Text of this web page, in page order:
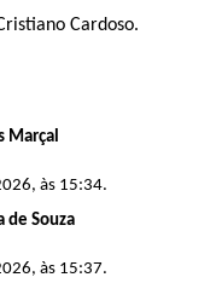
Cardoso.
Marçal
às 15:34.
de Souza
às 15:37.